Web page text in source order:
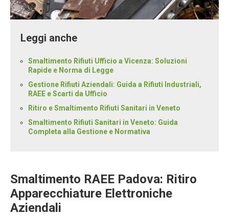
Leggi anche
Smaltimento Rifiuti Ufficio a Vicenza: Soluzioni
Rapide e Norma di Legge
Gestione Rifiuti Aziendali: Guida a Rifiuti Industriali,
RAEE e Scarti da Ufficio
Ritiro e Smaltimento Rifiuti Sanitari in Veneto
Smaltimento Rifiuti Sanitari in Veneto: Guida
Completa alla Gestione e Normativa
Smaltimento RAEE Padova: Ritiro
Apparecchiature Elettroniche
Aziendali